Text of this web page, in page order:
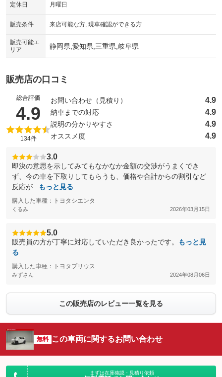
定休日 月曜日
販売条件 来店可能な方, 現車確認ができる方
販売可能エ
リア
静岡県,愛知県,三重県,岐阜県
販売店の口コミ
総合評価
4.9 （5点満点中）
134件
お問い合わせ（見積り） 4.9
納車までの対応 4.9
説明の分かりやすさ 4.9
オススメ度 4.9
3.0
即決の意思を示してみてもなかなか金額の交渉がうまくでき
ず、今の車を下取りしてもらうも、価格や合計からの割引など
反応が...
もっと見る
購入した車種：トヨタシエンタ
くるみ 2026年03月15日
5.0
販売員の方が丁寧に対応していただき良かったです。
もっと見
る
購入した車種：トヨタプリウス
みずさん 2024年08月06日
この販売店のレビュー一覧を見る
無料 この車両に関するお問い合わせ
まずは在庫確認・見積り依頼